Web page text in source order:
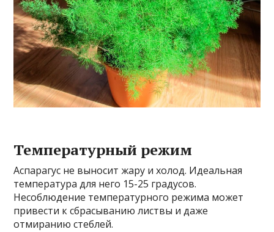
Температурный режим
Аспарагус не выносит жару и холод. Идеальная
температура для него 15-25 градусов.
Несоблюдение температурного режима может
привести к сбрасыванию листвы и даже
отмиранию стеблей.